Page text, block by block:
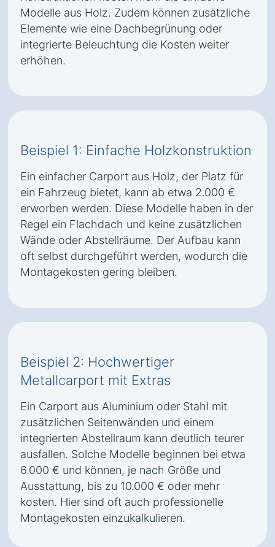
Modelle aus Holz. Zudem können zusätzliche
Elemente wie eine Dachbegrünung oder
integrierte Beleuchtung die Kosten weiter
erhöhen.
Beispiel 1: Einfache Holzkonstruktion
Ein einfacher Carport aus Holz, der Platz für
ein Fahrzeug bietet, kann ab etwa 2.000 €
erworben werden. Diese Modelle haben in der
Regel ein Flachdach und keine zusätzlichen
Wände oder Abstellräume. Der Aufbau kann
oft selbst durchgeführt werden, wodurch die
Montagekosten gering bleiben.
Beispiel 2: Hochwertiger
Metallcarport mit Extras
Ein Carport aus Aluminium oder Stahl mit
zusätzlichen Seitenwänden und einem
integrierten Abstellraum kann deutlich teurer
ausfallen. Solche Modelle beginnen bei etwa
6.000 € und können, je nach Größe und
Ausstattung, bis zu 10.000 € oder mehr
kosten. Hier sind oft auch professionelle
Montagekosten einzukalkulieren.